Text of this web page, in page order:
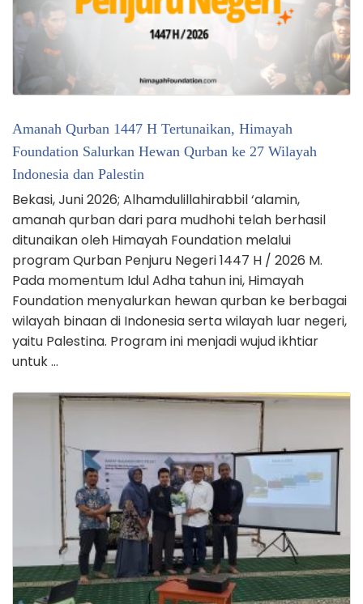
Amanah Qurban 1447 H Tertunaikan, Himayah
Foundation Salurkan Hewan Qurban ke 27 Wilayah
Indonesia dan Palestin
Bekasi, Juni 2026; Alhamdulillahirabbil ‘alamin,
amanah qurban dari para mudhohi telah berhasil
ditunaikan oleh Himayah Foundation melalui
program Qurban Penjuru Negeri 1447 H / 2026 M.
Pada momentum Idul Adha tahun ini, Himayah
Foundation menyalurkan hewan qurban ke berbagai
wilayah binaan di Indonesia serta wilayah luar negeri,
yaitu Palestina. Program ini menjadi wujud ikhtiar
untuk …